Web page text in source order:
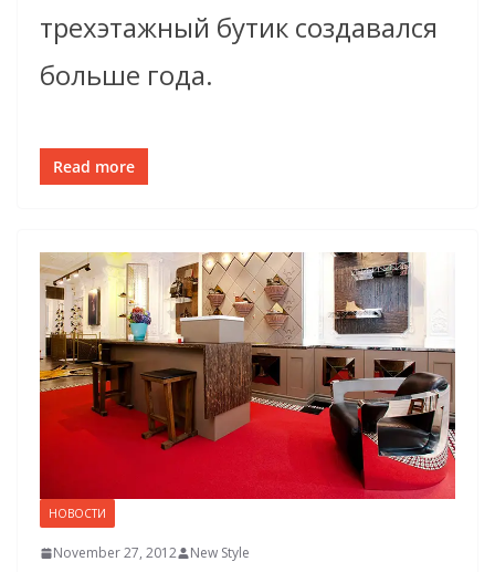
трехэтажный бутик создавался
больше года.
Read more
НОВОСТИ
November 27, 2012 New Style